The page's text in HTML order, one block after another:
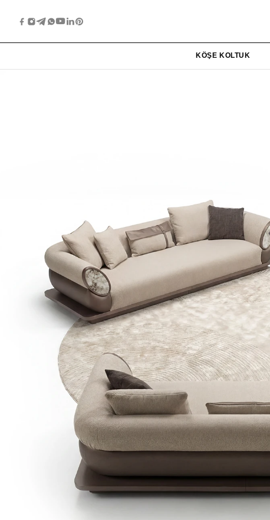
KÖŞE KOLTUK